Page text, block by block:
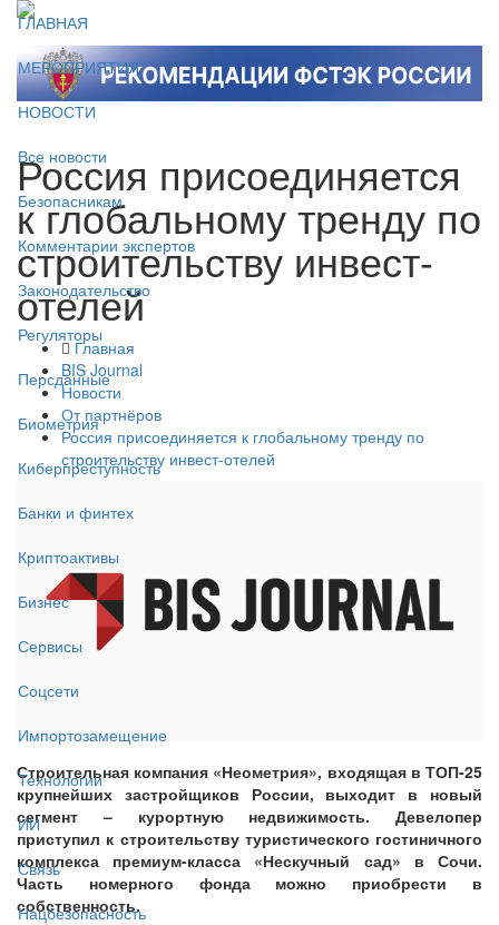
ГЛАВНАЯ
МЕРОПРИЯТИЯ
НОВОСТИ
Все новости
Безопасникам
Комментарии экспертов
Законодательство
Регуляторы
Персданные
Биометрия
Киберпреступность
Банки и финтех
Криптоактивы
Бизнес
Сервисы
Соцсети
Импортозамещение
Технологии
ИИ
Связь
Нацбезопасность
Россия присоединяется
к глобальному тренду по
строительству инвест-
отелей
Главная
BIS Journal
Новости
От партнёров
Россия присоединяется к глобальному тренду по
строительству инвест-отелей
Строительная компания «Неометрия», входящая в ТОП-25
крупнейших застройщиков России, выходит в новый
сегмент – курортную недвижимость. Девелопер
приступил к строительству туристического гостиничного
комплекса премиум-класса «Нескучный сад» в Сочи.
Часть номерного фонда можно приобрести в
собственность.